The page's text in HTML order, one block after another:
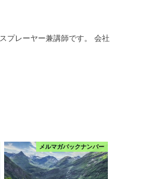
プレーヤー兼講師です。 会社
メルマガバックナンバー